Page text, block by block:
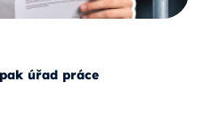
úřad práce